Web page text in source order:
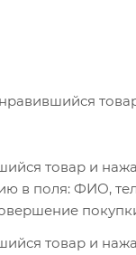
товар и
в поля: ФИО,
товар и